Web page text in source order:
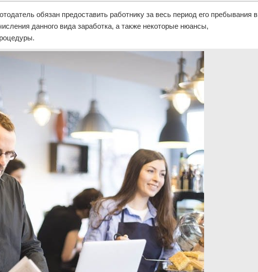
обязан предоставить работнику за весь период его пребывания в
данного вида заработка, а также некоторые нюансы,